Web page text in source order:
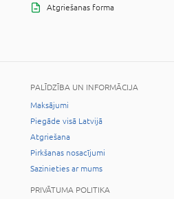
Atgriešanas forma
PALĪDZĪBA UN INFORMĀCIJA
Maksājumi
Piegāde visā Latvijā
Atgriešana
Pirkšanas nosacījumi
Sazinieties ar mums
PRIVĀTUMA POLITIKA